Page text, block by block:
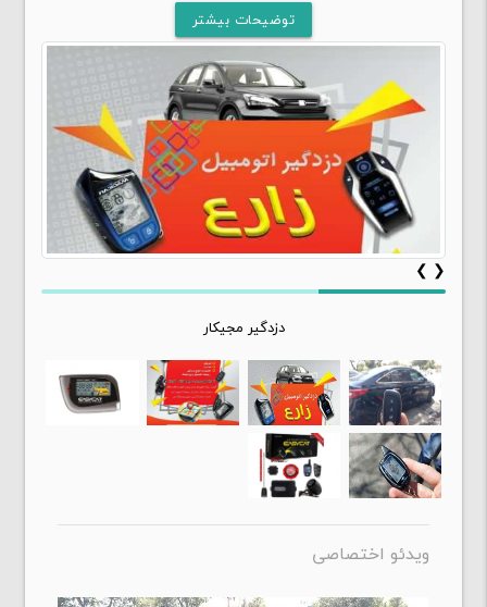
همچنین در صورت نیاز، تعمیرات و ارتقاء‌های سیستم نیز
انجام میشود و به مشتریان مشاوره‌هایی درباره نحوه
استفاده و حفظ امنیت بیشتر خودرو داده میشود.
کیلس استارت سیم کارتل ایزیکار:
سیستم کیلس استارت سیم کارتل ایزیکار یک فناوری
پیشرفته است که به رانندگان این امکان را میدهد که بدون
نیاز به کلید فیزیکی، خودرو را روشن یا خاموش کنند.
این سیستم با استفاده از رادیو و بی‌سیم عمل می‌کند و
خودرو به طور خودکار زمانی که راننده با دستگاه کنترل (که
معمولاً در جیب یا کیف قرار دارد) نزدیک می‌شود، روشن
میشود.
این سیستم امنیتی علاوه بر راحتی در استفاده، به افزایش
امنیت خودرو نیز کمک می‌کند چرا که تنها شخص مجاز قادر
به روشن کردن خودرو خواهد بود.
روکش جلوه:
توضیحات بیشتر
❮
❯
دزدگیر مجیکار
ویدئو اختصاصی